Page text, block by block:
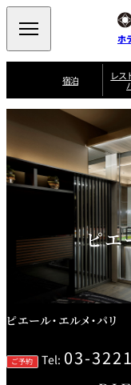
ホ
宿泊
ゼクティブハ
ウス 禅 ザ・メイン
客室一覧 宿泊プラン一覧
サービスア
ートメント 朝食のご案内
レス
ご案内
ソムリエ
ビュッフェ
VIEW & DINING
THE SKY
スイーツ
パティスリー
SATSUKI
西洋料理
ジャン 東京
ピエ
ピエール・エルメ・パリ
ご予約 Tel: 03-